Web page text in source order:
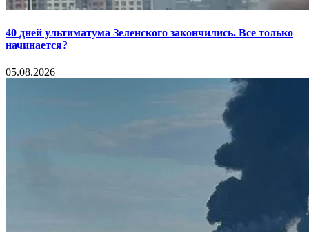
40 дней ультиматума Зеленского закончились. Все только
начинается?
05.08.2026